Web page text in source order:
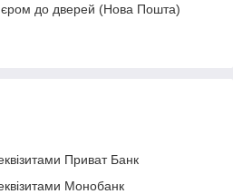
до дверей (Нова Пошта)
Приват Банк
Монобанк